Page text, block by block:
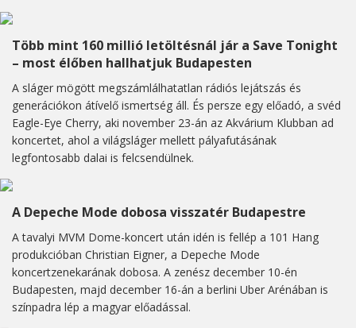
Több mint 160 millió letöltésnál jár a Save Tonight
– most élőben hallhatjuk Budapesten
A sláger mögött megszámlálhatatlan rádiós lejátszás és
generációkon átívelő ismertség áll. És persze egy előadó, a svéd
Eagle-Eye Cherry, aki november 23-án az Akvárium Klubban ad
koncertet, ahol a világsláger mellett pályafutásának
legfontosabb dalai is felcsendülnek.
A Depeche Mode dobosa visszatér Budapestre
A tavalyi MVM Dome-koncert után idén is fellép a 101 Hang
produkcióban Christian Eigner, a Depeche Mode
koncertzenekarának dobosa. A zenész december 10-én
Budapesten, majd december 16-án a berlini Uber Arénában is
színpadra lép a magyar előadással.